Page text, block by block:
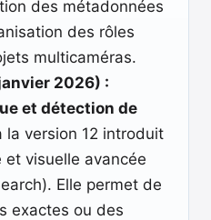
des métadonnées
des rôles
multicaméras.
2026) :
et détection de
la version 12 introduit
visuelle avancée
Elle permet de
exactes ou des